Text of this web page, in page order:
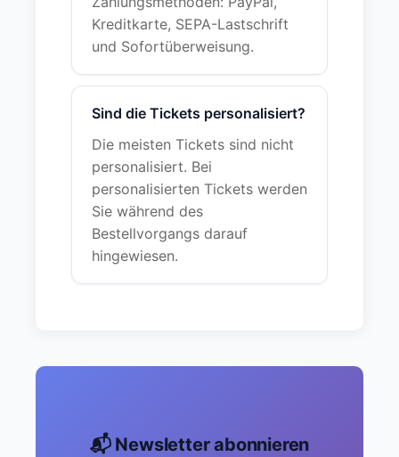
Kreditkarte, SEPA-Lastschrift
und Sofortüberweisung.
Sind die Tickets personalisiert?
Die meisten Tickets sind nicht
personalisiert. Bei
personalisierten Tickets werden
Sie während des
Bestellvorgangs darauf
hingewiesen.
📬 Newsletter abonnieren